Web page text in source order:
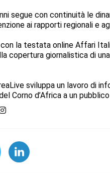
segue con continuità le
ai rapporti regionali e
la testata online Affari
copertura giornalistica di
sviluppa un lavoro di
Corno d’Africa a un